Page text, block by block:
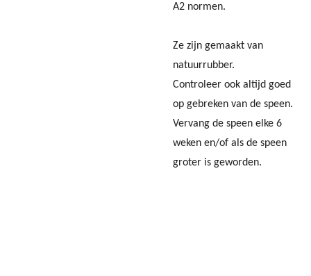
A2 normen.
Ze zijn gemaakt van
natuurrubber.
Controleer ook altijd goed
op gebreken van de speen.
Vervang de speen elke 6
weken en/of als de speen
groter is geworden.